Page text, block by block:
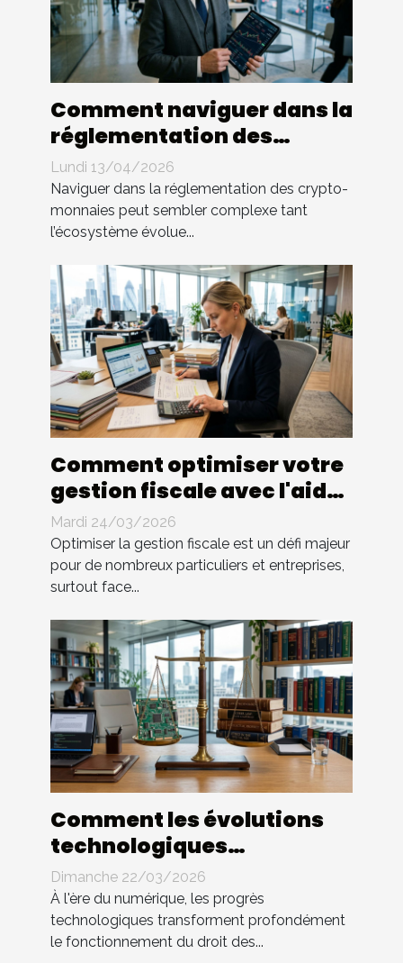
Comment naviguer dans la
réglementation des
crypto-monnaies ?
Lundi 13/04/2026
Naviguer dans la réglementation des crypto-
monnaies peut sembler complexe tant
l’écosystème évolue...
Comment optimiser votre
gestion fiscale avec l'aide
d'un expert ?
Mardi 24/03/2026
Optimiser la gestion fiscale est un défi majeur
pour de nombreux particuliers et entreprises,
surtout face...
Comment les évolutions
technologiques
impactent-elles le droit
des contrats ?
Dimanche 22/03/2026
À l'ère du numérique, les progrès
technologiques transforment profondément
le fonctionnement du droit des...